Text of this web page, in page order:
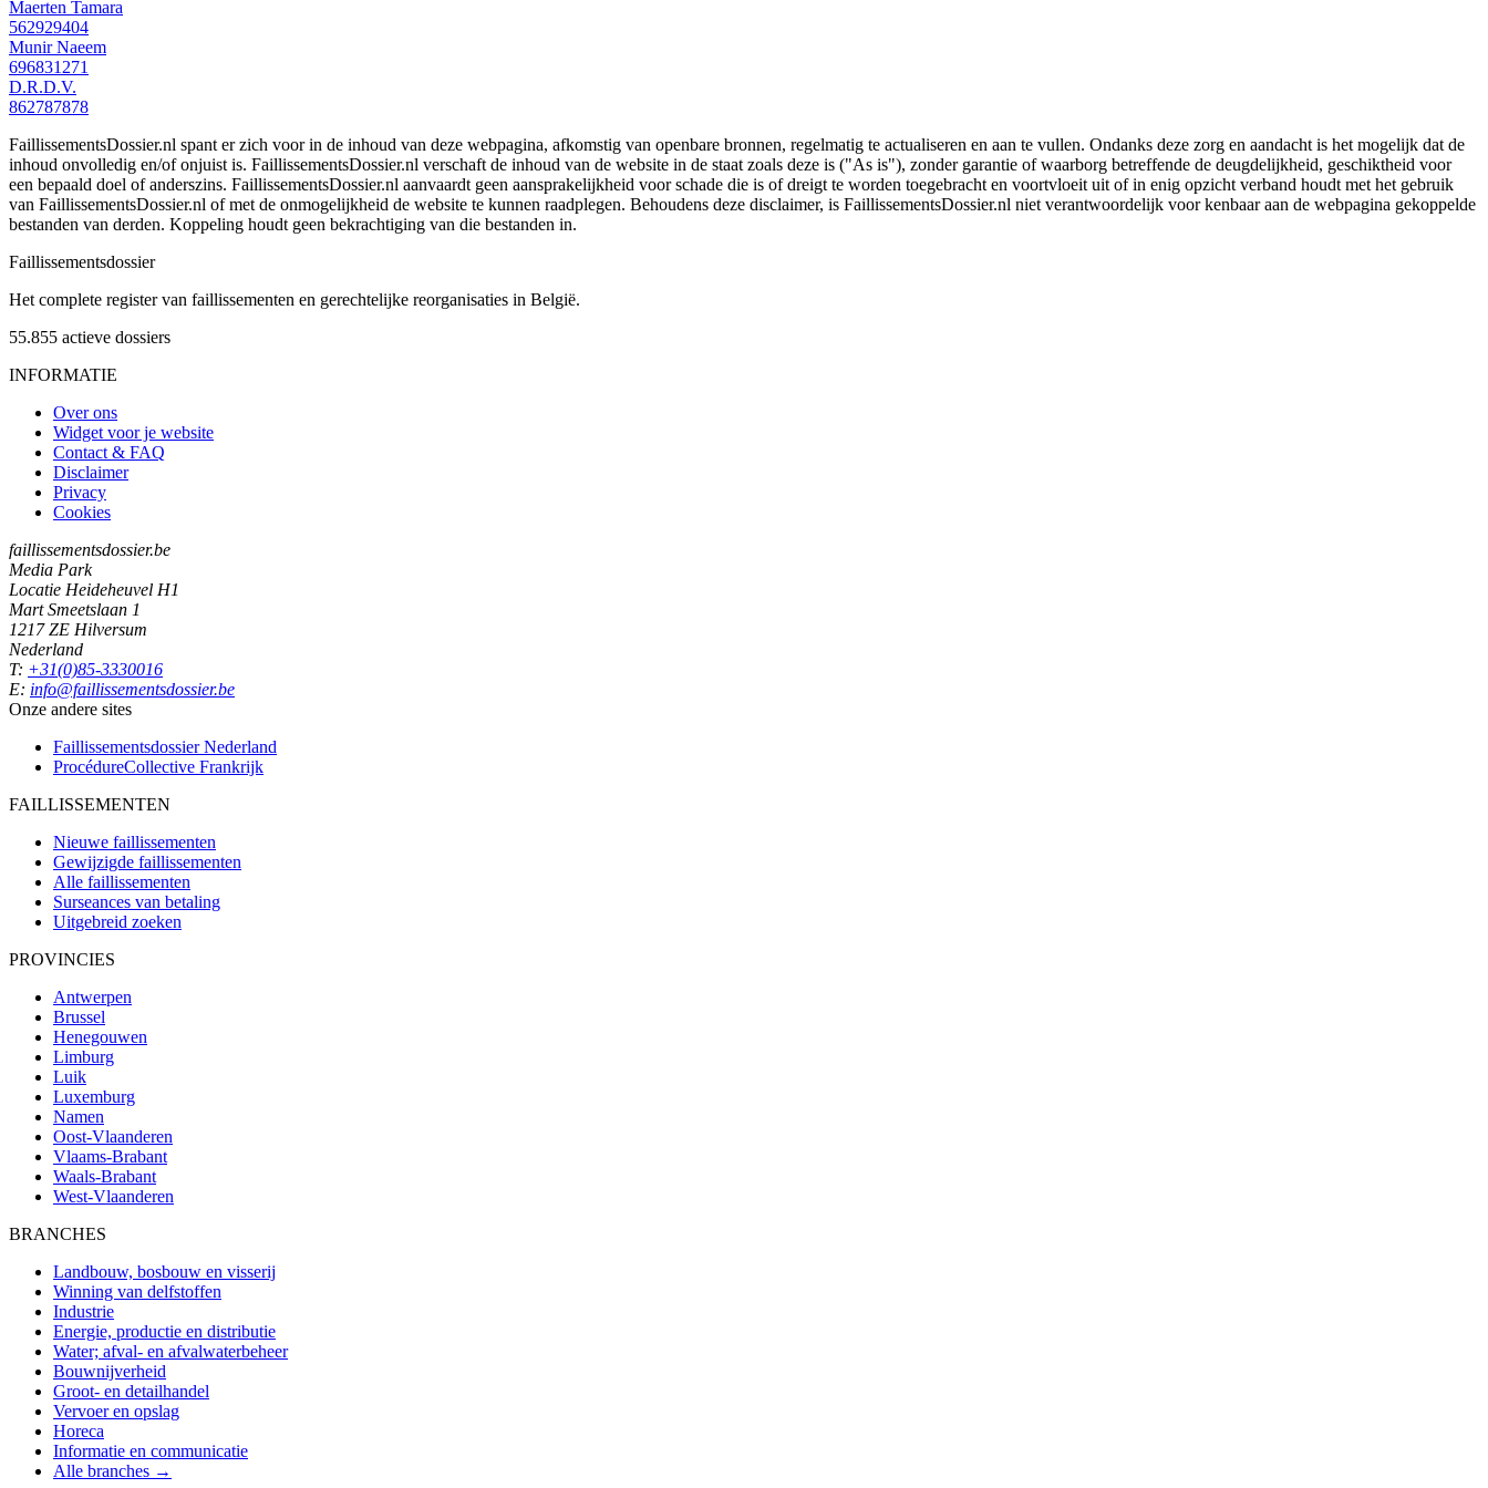
Maerten Tamara
562929404
Munir Naeem
696831271
D.R.D.V.
862787878
FaillissementsDossier.nl spant er zich voor in de inhoud van deze webpagina, afkomstig van openbare bronnen, regelmatig te actualiseren en aan te vullen. Ondanks deze zorg en aandacht is het mogelijk dat de
inhoud onvolledig en/of onjuist is. FaillissementsDossier.nl verschaft de inhoud van de website in de staat zoals deze is ("As is"), zonder garantie of waarborg betreffende de deugdelijkheid, geschiktheid voor
een bepaald doel of anderszins. FaillissementsDossier.nl aanvaardt geen aansprakelijkheid voor schade die is of dreigt te worden toegebracht en voortvloeit uit of in enig opzicht verband houdt met het gebruik
van FaillissementsDossier.nl of met de onmogelijkheid de website te kunnen raadplegen. Behoudens deze disclaimer, is FaillissementsDossier.nl niet verantwoordelijk voor kenbaar aan de webpagina gekoppelde
bestanden van derden. Koppeling houdt geen bekrachtiging van die bestanden in.
Faillissementsdossier
Het complete register van faillissementen en gerechtelijke reorganisaties in België.
55.855 actieve dossiers
INFORMATIE
Over ons
Widget voor je website
Contact & FAQ
Disclaimer
Privacy
Cookies
faillissementsdossier.be
Media Park
Locatie Heideheuvel H1
Mart Smeetslaan 1
1217 ZE Hilversum
Nederland
T: +31(0)85-3330016
E: info@faillissementsdossier.be
Onze andere sites
Faillissementsdossier Nederland
ProcédureCollective Frankrijk
FAILLISSEMENTEN
Nieuwe faillissementen
Gewijzigde faillissementen
Alle faillissementen
Surseances van betaling
Uitgebreid zoeken
PROVINCIES
Antwerpen
Brussel
Henegouwen
Limburg
Luik
Luxemburg
Namen
Oost-Vlaanderen
Vlaams-Brabant
Waals-Brabant
West-Vlaanderen
BRANCHES
Landbouw, bosbouw en visserij
Winning van delfstoffen
Industrie
Energie, productie en distributie
Water; afval- en afvalwaterbeheer
Bouwnijverheid
Groot- en detailhandel
Vervoer en opslag
Horeca
Informatie en communicatie
Alle branches →